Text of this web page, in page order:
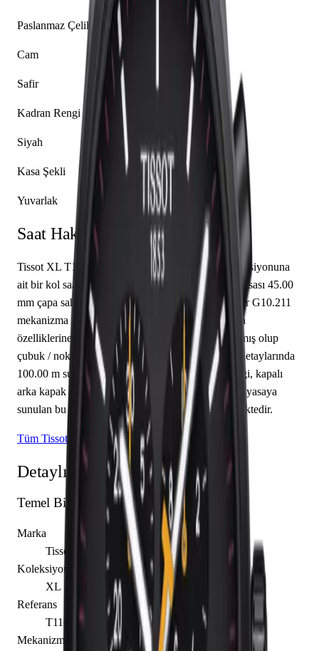
Paslanmaz Çelik
Cam
Safir
Kadran Rengi
Siyah
Kasa Şekli
Yuvarlak
Saat Hakkında
Tissot XL T116.617.36.051.01, markanın XL koleksiyonuna
ait bir kol saati modelidir. Saatin paslanmaz çelik kasası 45.00
mm çapa sahip olup safir cam kullanılmıştır. Caliber G10.211
mekanizma ile donatılmış olan bu saat, saat, dakika
özelliklerine sahiptir. Kadran siyah renkte tasarlanmış olup
çubuk / nokta indekslerle tamamlanmıştır. Teknik detaylarında
100.00 m su geçirmezlik, 11.02 mm kasa yüksekliği, kapalı
arka kapak öne çıkmaktadır. Sınırlı üretim olarak piyasaya
sunulan bu model, koleksiyonerlerin ilgisini çekmektedir.
Tüm Tissot Modelleri
Detaylı Teknik Özellikler
Temel Bilgiler
Marka
Tissot
Koleksiyon
XL
Referans
T116.617.36.051.01
Mekanizma Adı